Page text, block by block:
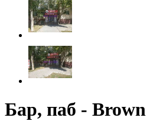
Бар, паб -